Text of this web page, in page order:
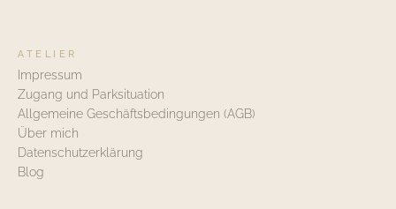
ATELIER
Impressum
Zugang und Parksituation
Allgemeine Geschäftsbedingungen (AGB)
Über mich
Datenschutzerklärung
Blog